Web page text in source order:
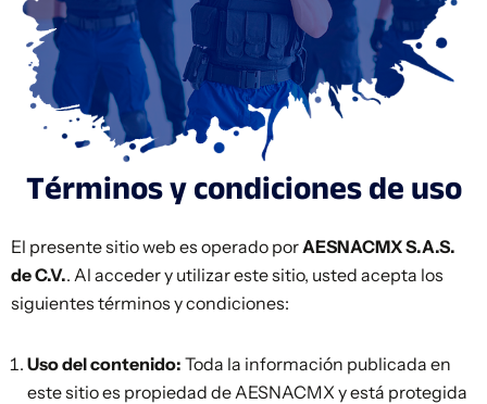
Términos y condiciones de uso
El presente sitio web es operado por AESNACMX S.A.S.
de C.V.. Al acceder y utilizar este sitio, usted acepta los
siguientes términos y condiciones:
Uso del contenido: Toda la información publicada en
este sitio es propiedad de AESNACMX y está protegida